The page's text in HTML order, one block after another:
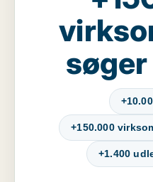
+150.000
+1.400